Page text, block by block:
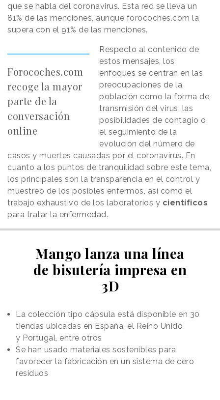
que se habla del coronavirus. Esta red se lleva un
81% de las menciones, aunque forocoches.com la
supera con el 91% de las menciones.
Forocoches.com
recoge la mayor
parte de la
conversación
online
Respecto al contenido de
estos mensajes, los
enfoques se centran en las
preocupaciones de la
población como la forma de
transmisión del virus, las
posibilidades de contagio o
el seguimiento de la
evolución del número de
casos y muertes causadas por el coronavirus. En
cuanto a los puntos de tranquilidad sobre este tema,
los principales son la transparencia en el control y
muestreo de los posibles enfermos, así como el
trabajo exhaustivo de los laboratorios y científicos
para tratar la enfermedad.
Mango lanza una línea
de bisutería impresa en
3D
La colección tipo cápsula está disponible en 30
tiendas ubicadas en España, el Reino Unido
y Portugal, entre otros
Se han usado materiales sostenibles para
favorecer la fabricación en un sistema de cero
residuos